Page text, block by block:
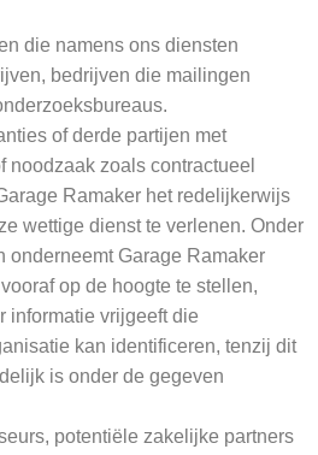
die namens ons diensten
bedrijven die mailingen
of derde partijen met
noodzaak zoals contractueel
Ramaker het redelijkerwijs
wettige dienst te verlenen. Onder
onderneemt Garage Ramaker
op de hoogte te stellen,
informatie vrijgeeft die
kan identificeren, tenzij dit
is onder de gegeven
potentiële zakelijke partners